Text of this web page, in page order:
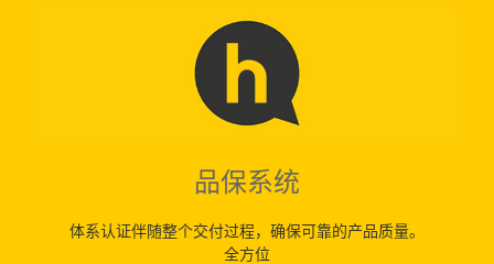
品保系统
体系认证伴随整个交付过程，确保可靠的产品质量。
全方位